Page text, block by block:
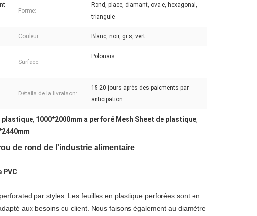
Forme:
Rond, place, diamant, ovale, hexagonal,
triangule
Couleur: Blanc, noir, gris, vert
Surface:
Polonais
Détails de la livraison:
15-20 jours après des paiements par
anticipation
plastique, 1000*2000mm a perforé Mesh Sheet de plastique,
de rond de l'industrie alimentaire
PVC
par styles. Les feuilles en plastique perforées sont en
aux besoins du client. Nous faisons également au diamètre